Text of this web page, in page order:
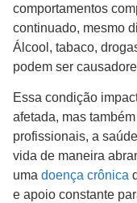
comportamentos
continuado, mesmo
Álcool, tabaco,
podem ser
Essa condição
afetada, mas
profissionais, a
vida de maneira
uma doença crônica
e apoio constante